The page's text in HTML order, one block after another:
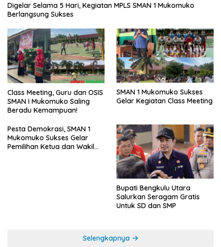
Digelar Selama 5 Hari, Kegiatan MPLS SMAN 1 Mukomuko
Berlangsung Sukses
Class Meeting, Guru dan OSIS
SMAN I Mukomuko Saling
Beradu Kemampuan!
SMAN 1 Mukomuko Sukses
Gelar Kegiatan Class Meeting
Pesta Demokrasi, SMAN 1
Mukomuko Sukses Gelar
Pemilihan Ketua dan Wakil
Bupati Bengkulu Utara
Salurkan Seragam Gratis
Untuk SD dan SMP
Selengkapnya